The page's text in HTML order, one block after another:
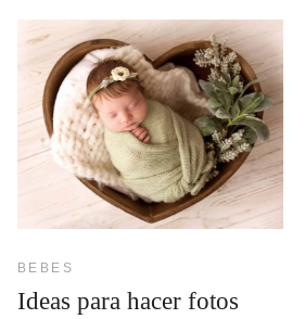
BEBES
Ideas para hacer fotos